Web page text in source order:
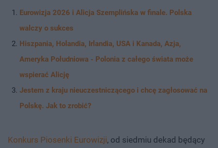
Eurowizja 2026 i Alicja Szemplińska w finale. Polska
walczy o sukces
Hiszpania, Holandia, Irlandia, USA i Kanada, Azja,
Ameryka Południowa - Polonia z całego świata może
wspierać Alicję
Jestem z kraju nieuczestniczącego i chcę zagłosować na
Polskę. Jak to zrobić?
Konkurs Piosenki Eurowizji, od siedmiu dekad będący